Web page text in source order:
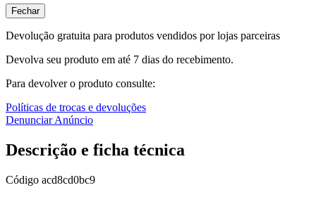
Fechar
Devolução gratuita para produtos vendidos por lojas parceiras
Devolva seu produto em até 7 dias do recebimento.
Para devolver o produto consulte:
Políticas de trocas e devoluções
Denunciar Anúncio
Descrição e ficha técnica
Código acd8cd0bc9